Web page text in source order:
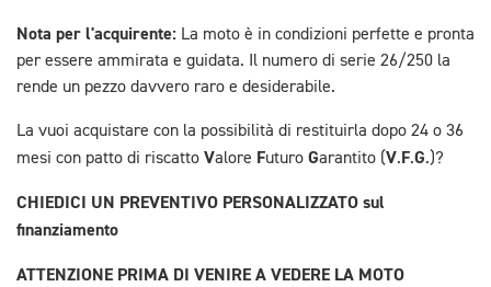
Nota per l'acquirente: La moto è in condizioni perfette e pronta
per essere ammirata e guidata. Il numero di serie 26/250 la
rende un pezzo davvero raro e desiderabile.
La vuoi acquistare con la possibilità di restituirla dopo 24 o 36
mesi con patto di riscatto Valore Futuro Garantito (V.F.G.)?
CHIEDICI UN PREVENTIVO PERSONALIZZATO sul
finanziamento
ATTENZIONE PRIMA DI VENIRE A VEDERE LA MOTO